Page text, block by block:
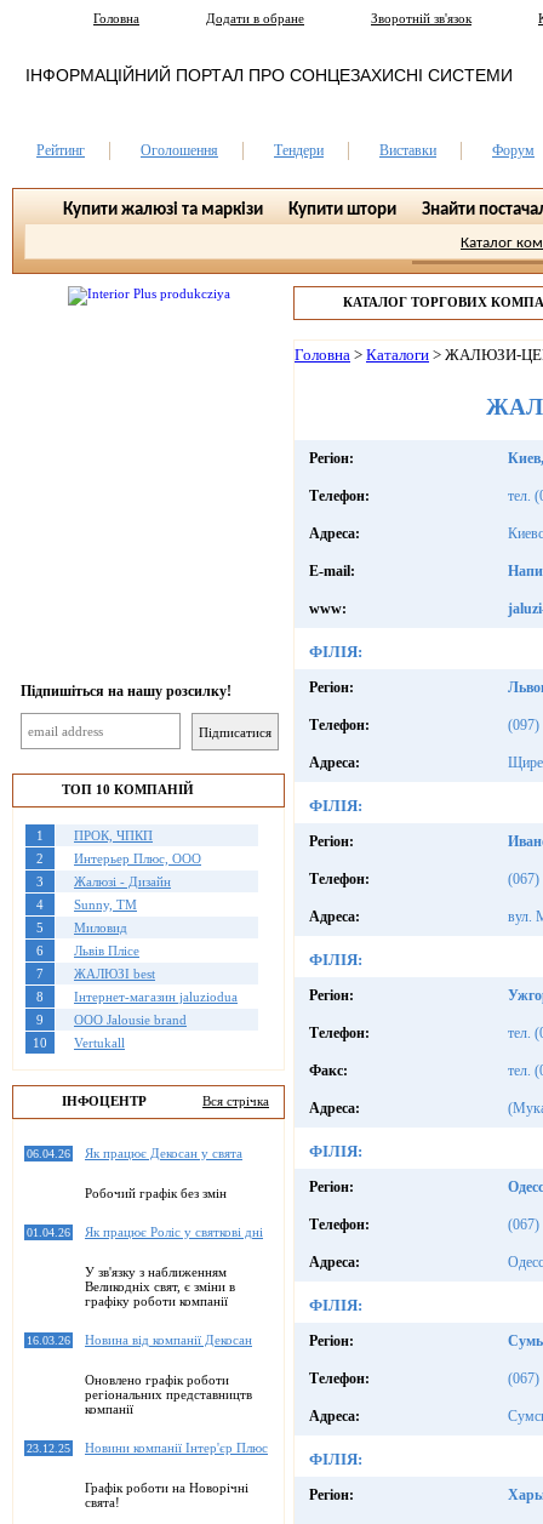
Головна Додати в обране Зворотній зв'язок
ІНФОРМАЦІЙНИЙ ПОРТАЛ ПРО СОНЦЕЗАХИСНІ СИСТЕМИ
Рейтинг Оголошення Тендери Виставки Форум
Купити жалюзі та маркізи Купити штори Знайти
Каталог
Підпишіться на нашу розсилку!
ТОП 10 КОМПАНІЙ
1
ПРОК, ЧПКП
2
Интерьер Плюс, ООО
3
Жалюзі - Дизайн
4
Sunny, TM
5
Миловид
6
Львів Плісе
7
ЖАЛЮЗІ best
8
Інтернет-магазин jaluziodua
9
OOO Jalousie brand
10
Vertukall
Вся стрічка
ІНФОЦЕНТР
06.04.26 Як працює Декосан у свята
Робочий графік без змін
01.04.26 Як працює Роліс у святкові дні
У зв'язку з наближенням
Великодніх свят, є зміни в
графіку роботи компанії
16.03.26 Новина від компанії Декосан
Оновлено графік роботи
регіональних представництв
компанії
23.12.25 Новини компанії Інтер'єр Плюс
Графік роботи на Новорічні
свята!
КАТАЛОГ ТОРГОВИХ
Головна > Каталоги > ЖАЛЮЗИ-
Регіон:
Телефон: тел.
Адреса:
E-mail:
www:
ФІЛІЯ:
Регіон:
Телефон: (097)
Адреса:
ФІЛІЯ:
Регіон:
Телефон: (067)
Адреса: вул.
ФІЛІЯ:
Регіон:
Телефон: тел.
Факс: тел.
Адреса:
ФІЛІЯ:
Регіон:
Телефон: (067)
Адреса:
ФІЛІЯ:
Регіон:
Телефон: (067)
Адреса:
ФІЛІЯ:
Регіон: